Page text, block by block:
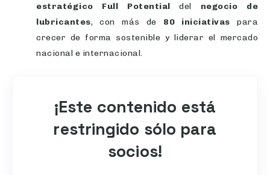
estratégico Full Potential del negocio de
lubricantes, con más de 80 iniciativas para
crecer de forma sostenible y liderar el mercado
nacional e internacional.
¡Este contenido está
restringido sólo para
socios!